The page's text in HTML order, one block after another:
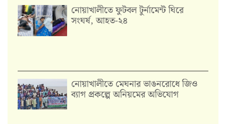
নোয়াখালীতে ফুটবল টুর্নামেন্ট ঘিরে
সংঘর্ষ, আহত-২৪
নোয়াখালীতে মেঘনার ভাঙনরোধে জিও
ব্যাগ প্রকল্পে অনিয়মের অভিযোগ